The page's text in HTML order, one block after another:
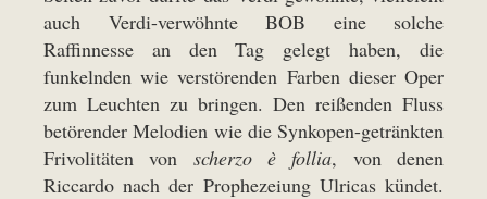
auch Verdi-verwöhnte BOB eine solche
Raffinnesse an den Tag gelegt haben, die
funkelnden wie verstörenden Farben dieser Oper
zum Leuchten zu bringen. Den reißenden Fluss
betörender Melodien wie die Synkopen-getränkten
Frivolitäten von scherzo è follia, von denen
Riccardo nach der Prophezeiung Ulricas kündet.